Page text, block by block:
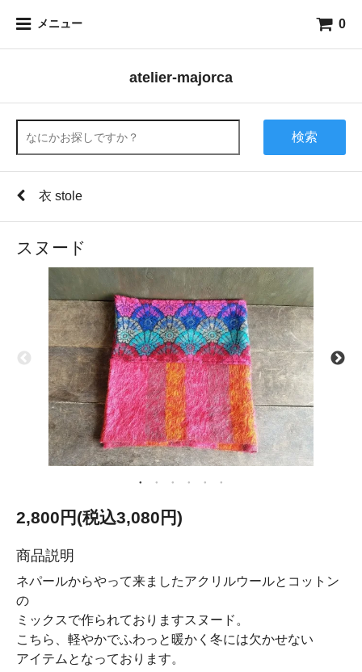
メニュー 0
atelier-majorca
検索
衣 stole
スヌード
2,800円(税込3,080円)
商品説明
ネパールからやって来ましたアクリルウールとコットン
の
ミックスで作られておりますスヌード。
こちら、軽やかでふわっと暖かく冬には欠かせない
アイテムとなっております。